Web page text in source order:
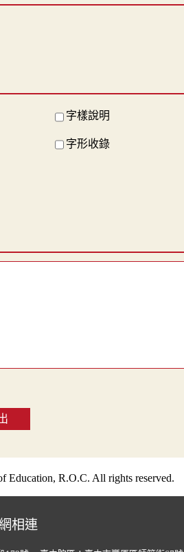
字樣說明
字形收錄
R.O.C. All rights reserved.
相連